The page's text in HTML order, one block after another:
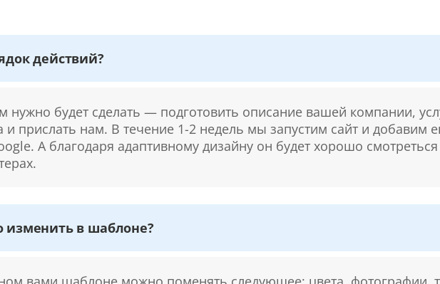
действий?
нужно будет сделать — подготовить описание вашей компании,
и прислать нам. В течение 1-2 недель мы запустим сайт и добавим
А благодаря адаптивному дизайну он будет хорошо
изменить в шаблоне?